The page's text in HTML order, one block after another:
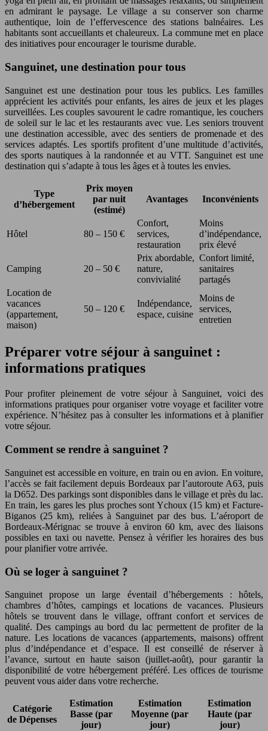
en admirant le paysage. Le village a su conserver son charme
authentique, loin de l’effervescence des stations balnéaires. Les
habitants sont accueillants et chaleureux. La commune met en place
des initiatives pour encourager le tourisme durable.
Sanguinet, une destination pour tous
Sanguinet est une destination pour tous les publics. Les familles
apprécient les activités pour enfants, les aires de jeux et les plages
surveillées. Les couples savourent le cadre romantique, les couchers
de soleil sur le lac et les restaurants avec vue. Les seniors trouvent
une destination accessible, avec des sentiers de promenade et des
services adaptés. Les sportifs profitent d’une multitude d’activités,
des sports nautiques à la randonnée et au VTT. Sanguinet est une
destination qui s’adapte à tous les âges et à toutes les envies.
Type
d’hébergement
Prix moyen
par nuit
(estimé)
Avantages Inconvénients
Hôtel 80 – 150 €
Confort,
services,
restauration
Moins
d’indépendance,
prix élevé
Camping 20 – 50 €
Prix abordable,
nature,
convivialité
Confort limité,
sanitaires
partagés
Location de
vacances
(appartement,
maison)
50 – 120 €
Indépendance,
espace, cuisine
Moins de
services,
entretien
Préparer votre séjour à sanguinet :
informations pratiques
Pour profiter pleinement de votre séjour à Sanguinet, voici des
informations pratiques pour organiser votre voyage et faciliter votre
expérience. N’hésitez pas à consulter les informations et à planifier
votre séjour.
Comment se rendre à sanguinet ?
Sanguinet est accessible en voiture, en train ou en avion. En voiture,
l’accès se fait facilement depuis Bordeaux par l’autoroute A63, puis
la D652. Des parkings sont disponibles dans le village et près du lac.
En train, les gares les plus proches sont Ychoux (15 km) et Facture-
Biganos (25 km), reliées à Sanguinet par des bus. L’aéroport de
Bordeaux-Mérignac se trouve à environ 60 km, avec des liaisons
possibles en taxi ou navette. Pensez à vérifier les horaires des bus
pour planifier votre arrivée.
Où se loger à sanguinet ?
Sanguinet propose un large éventail d’hébergements : hôtels,
chambres d’hôtes, campings et locations de vacances. Plusieurs
hôtels se trouvent dans le village, offrant confort et services de
qualité. Des campings au bord du lac permettent de profiter de la
nature. Les locations de vacances (appartements, maisons) offrent
plus d’indépendance et d’espace. Il est conseillé de réserver à
l’avance, surtout en haute saison (juillet-août), pour garantir la
disponibilité de votre hébergement préféré. Les offices de tourisme
peuvent vous aider dans votre recherche.
Catégorie
de Dépenses
Estimation
Basse (par
jour)
Estimation
Moyenne (par
jour)
Estimation
Haute (par
jour)